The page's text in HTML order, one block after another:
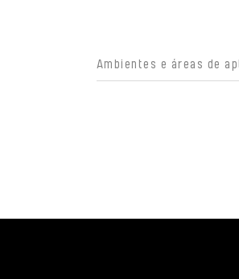
Ambientes e áreas de